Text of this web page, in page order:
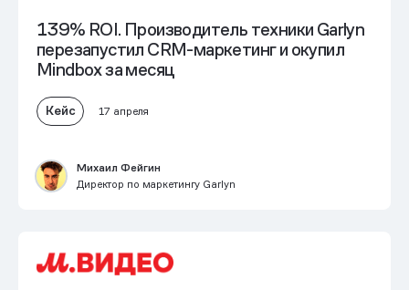
139% ROI. Производитель техники Garlyn
перезапустил CRM-маркетинг и окупил
Mindbox за месяц
Кейс 17 апреля
Михаил Фейгин
Директор по маркетингу Garlyn